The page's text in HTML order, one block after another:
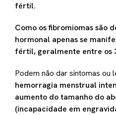
fértil.
Como os fibromiomas são
hormonal apenas se
fértil, geralmente entre os
Podem não dar sintomas ou
hemorragia menstrual
aumento do tamanho do
(incapacidade em